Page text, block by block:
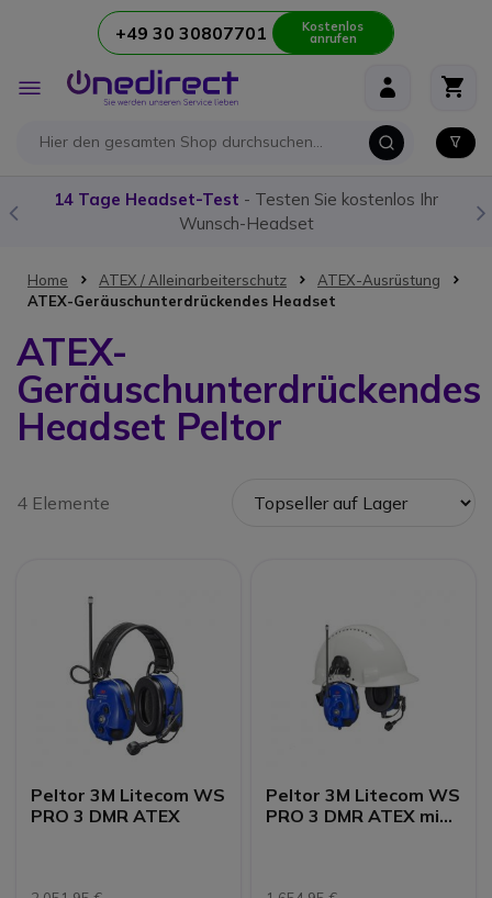
Zum Inhalt springen+49 30 30807701 Kostenlos
anrufen
Navigation
umschalten
14 Tage Headset-Test - Testen Sie kostenlos Ihr
Wunsch-Headset
Home ATEX / Alleinarbeiterschutz
ATEX-Ausrüstung
ATEX-Geräuschunterdrückendes Headset
ATEX-
Geräuschunterdrückendes
Headset Peltor
4 Elemente
Peltor 3M Litecom WS
PRO 3 DMR ATEX
Peltor 3M Litecom WS
PRO 3 DMR ATEX mit